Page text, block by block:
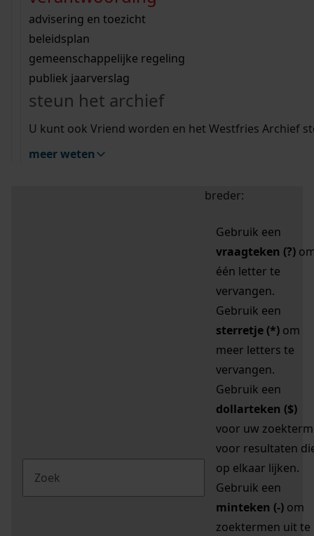
bouwvergunningen
omgevingsvergunningen
vergunningen
beeld en geluid
uitleg nodig?
Wij helpen u op weg met een aantal zoektips.
bekijk alle zoektips
Wij helpen u op weg met een aantal zoektips.
bekijk alle zoektips
bekijk ons geschiedenislokaal
advisering en toezicht
beleidsplan
gemeenschappelijke regeling
publiek jaarverslag
steun het archief
U kunt ook Vriend worden en het Westfries Archief
meer weten
zoektips
Mijn Studiezaal (inloggen)
uw zoekopdracht te
breder:
Gebruik een
vraagteken (?)
één letter te
vervangen.
Gebruik een
sterretje (*) om
meer letters te
vervangen.
Gebruik een
dollarteken ($)
voor uw zoekterm
voor resultaten
op elkaar lijken.
Gebruik een
minteken (-) om
zoektermen uit te